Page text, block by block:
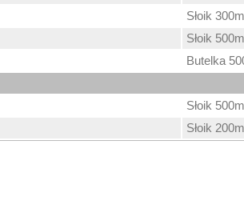
Słoik 300ml
Słoik 500ml
Butelka
Słoik 500ml
Słoik 200ml